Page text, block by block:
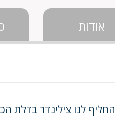
אודות
החליף לנו צילינדר בדלת